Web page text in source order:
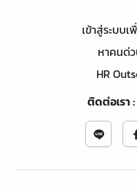
เข้าสู่ระบบ
หาคนด่ว
HR
ติดต่อเรา: